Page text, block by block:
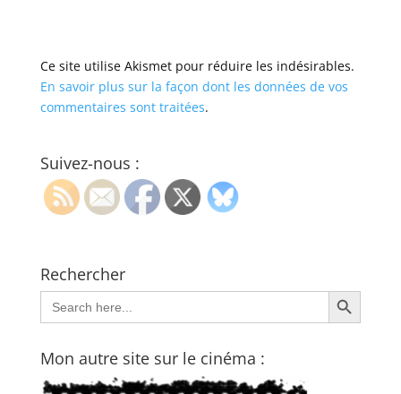
Ce site utilise Akismet pour réduire les indésirables.
En savoir plus sur la façon dont les données de vos
commentaires sont traitées.
Suivez-nous :
Rechercher
Search
for:
Search Button
Mon autre site sur le cinéma :